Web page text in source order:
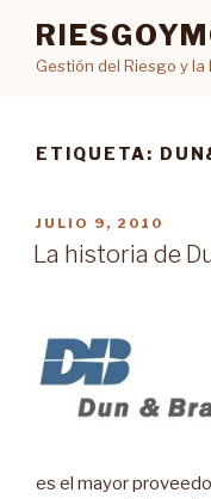
contenido
Gestión del Riesgo y
ETIQUETA:
PUBLICADO
EN
JULIO 9, 2010
La historia de
es el mayor